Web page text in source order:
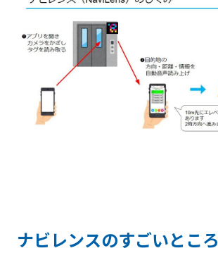
ナビレンスのすごいところ